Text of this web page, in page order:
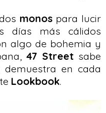
monos para lucir
días más cálidos
algo de bohemia y
47 Street sabe
en cada
Lookbook.